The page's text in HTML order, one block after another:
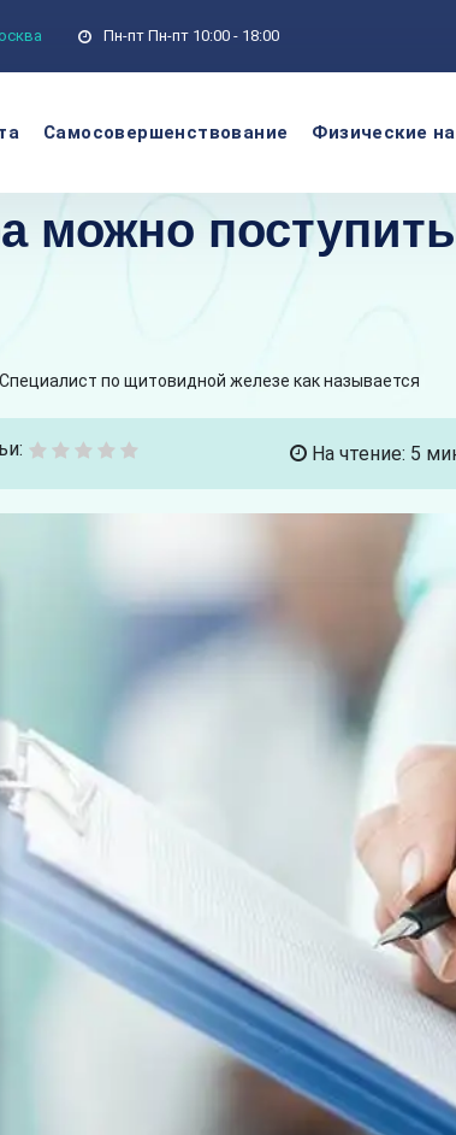
Пн-пт Пн-пт 10:00 - 18:00
Самосовершенствование Физические
можно
Специалист по щитовидной железе как называется
На чтение: 5